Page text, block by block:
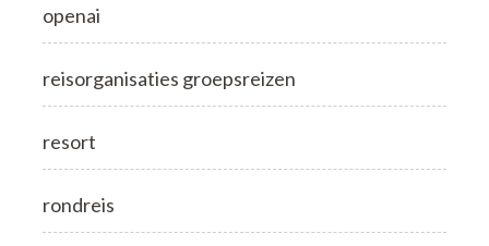
openai
reisorganisaties groepsreizen
resort
rondreis